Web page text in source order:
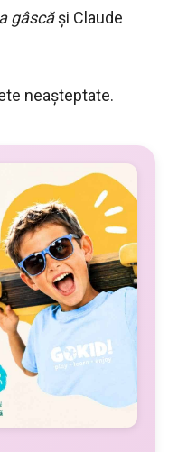
gâscăși Claude
neașteptate.